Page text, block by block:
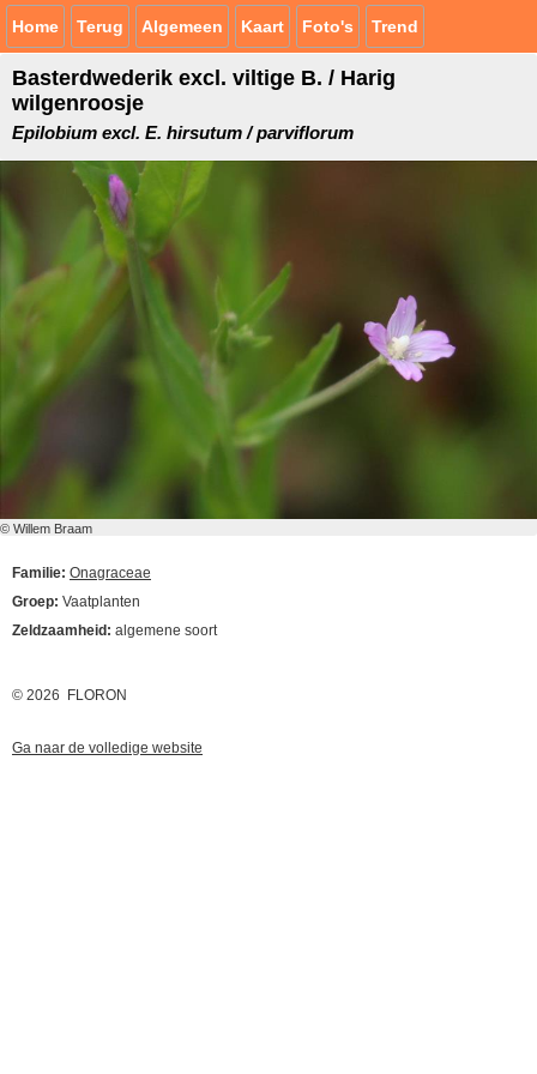
Home Terug Algemeen Kaart Foto's Trend
Basterdwederik excl. viltige B. / Harig
wilgenroosje
Epilobium excl. E. hirsutum / parviflorum
© Willem Braam
Familie: Onagraceae
Groep: Vaatplanten
Zeldzaamheid: algemene soort
© 2026 FLORON
Ga naar de volledige website